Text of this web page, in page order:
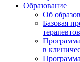
Образование
Об
Базовая
терапевтов
в